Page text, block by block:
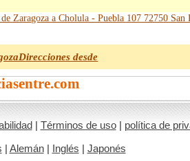
Zaragoza a Cholula - Puebla 107 72750 San
desde
| Términos de uso| política de
| Alemán| Inglés | Japonés